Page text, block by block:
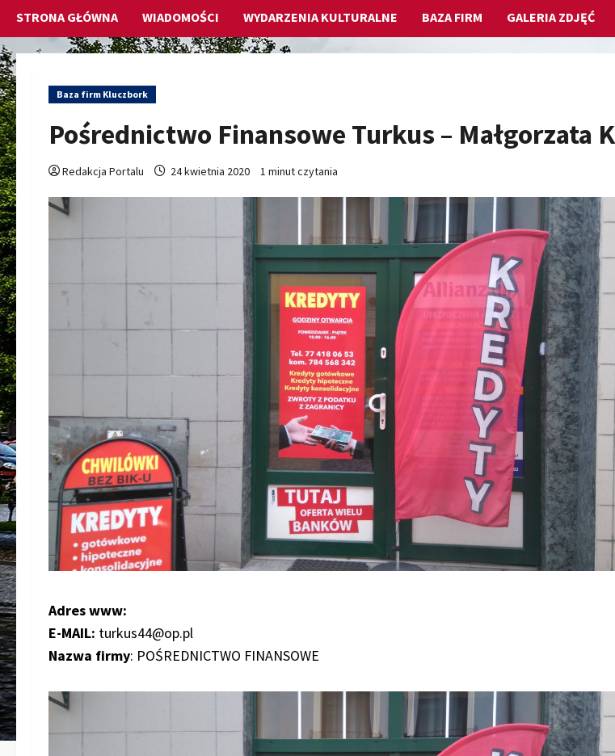
STRONA GŁÓWNA WIADOMOŚCI WYDARZENIA KULTURALNE BAZA FIRM GALERIA ZDJĘĆ
Baza firm Kluczbork
Pośrednictwo Finansowe Turkus – Małgorzata
Redakcja Portalu 24 kwietnia 2020 1 minut czytania
Adres www:
E-MAIL: turkus44@op.pl
Nazwa firmy: POŚREDNICTWO FINANSOWE